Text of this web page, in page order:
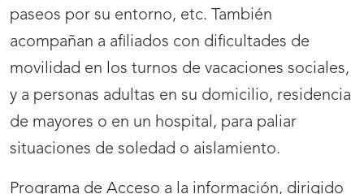
paseos por su entorno, etc. También
acompañan a afiliados con dificultades de
movilidad en los turnos de vacaciones sociales,
y a personas adultas en su domicilio, residencia
de mayores o en un hospital, para paliar
situaciones de soledad o aislamiento.
Programa de Acceso a la información, dirigido